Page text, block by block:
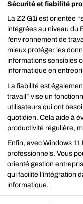
Sécurité et fiabilité
La Z2 G1i est orientée
intégrées au niveau du
l’environnement de
mieux protéger les
informations sensibles
informatique en
La fiabilité est
travail” vise un
utilisateurs qui ont
quotidien. Cela aide à
productivité régulière,
Enfin, avec Windows
professionnels. Vous
orienté gestion
qui facilite l’intégration
informatique.